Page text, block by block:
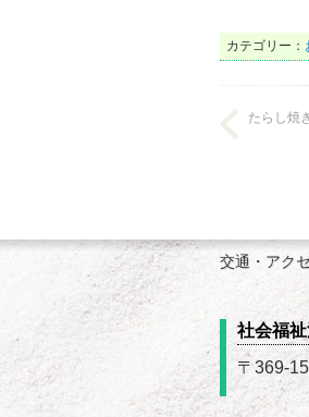
カテゴリー：
たらし焼
交通・アク
社会福
〒369-